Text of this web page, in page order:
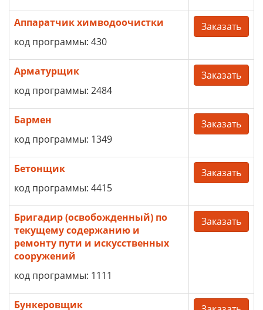
Аппаратчик химводоочистки
код программы: 430
Заказать
Арматурщик
код программы: 2484
Заказать
Бармен
код программы: 1349
Заказать
Бетонщик
код программы: 4415
Заказать
Бригадир (освобожденный) по
текущему содержанию и
ремонту пути и искусственных
сооружений
код программы: 1111
Заказать
Бункеровщик